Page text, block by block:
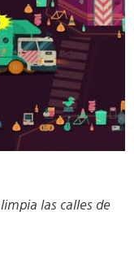
las calles de